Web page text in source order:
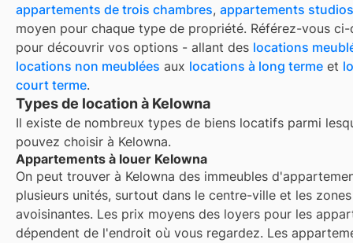
appartements de trois chambres, appartements studios
moyen pour chaque type de propriété. Référez-vous ci-
pour découvrir vos options - allant des locations
locations non meublées aux locations à long terme et
court terme.
Types de location à Kelowna
Il existe de nombreux types de biens locatifs parmi
pouvez choisir à Kelowna.
Appartements à louer Kelowna
On peut trouver à Kelowna des immeubles
plusieurs unités, surtout dans le centre-ville et les
avoisinantes. Les prix moyens des loyers pour les
dépendent de l'endroit où vous regardez. Les